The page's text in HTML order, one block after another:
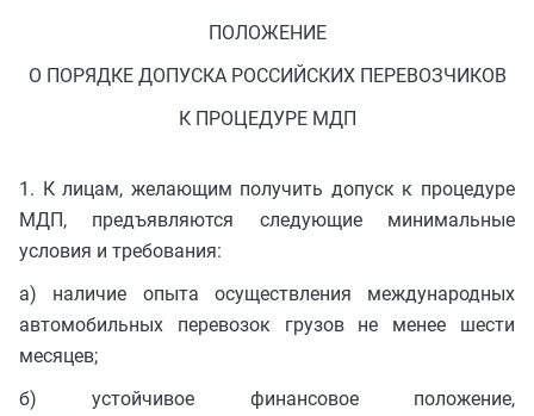
ПОЛОЖЕНИЕ
О ПОРЯДКЕ ДОПУСКА РОССИЙСКИХ ПЕРЕВОЗЧИКОВ
К ПРОЦЕДУРЕ МДП
1. К лицам, желающим получить допуск к процедуре
МДП, предъявляются следующие минимальные
условия и требования:
а) наличие опыта осуществления международных
автомобильных перевозок грузов не менее шести
месяцев;
б) устойчивое финансовое положение,